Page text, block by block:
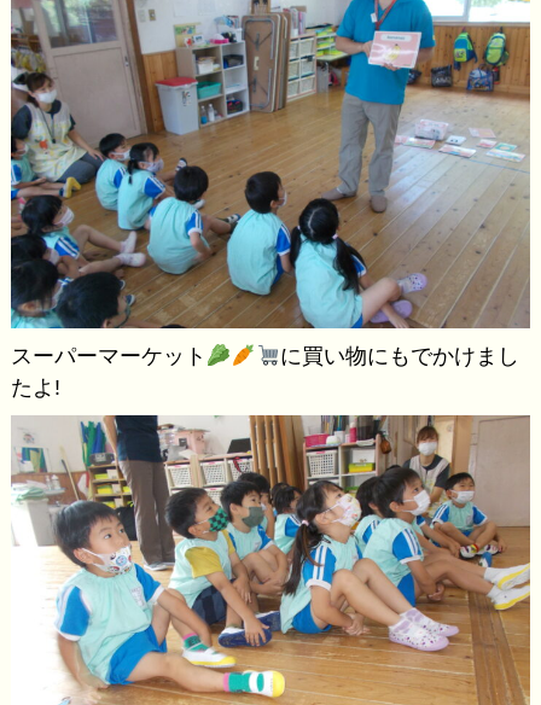
スーパーマーケット
に買い物にもでかけまし
たよ!